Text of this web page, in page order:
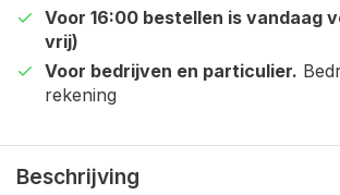
Voor 16:00 bestellen is vandaag
vrij)
Voor bedrijven en particulier.
rekening
Beschrijving